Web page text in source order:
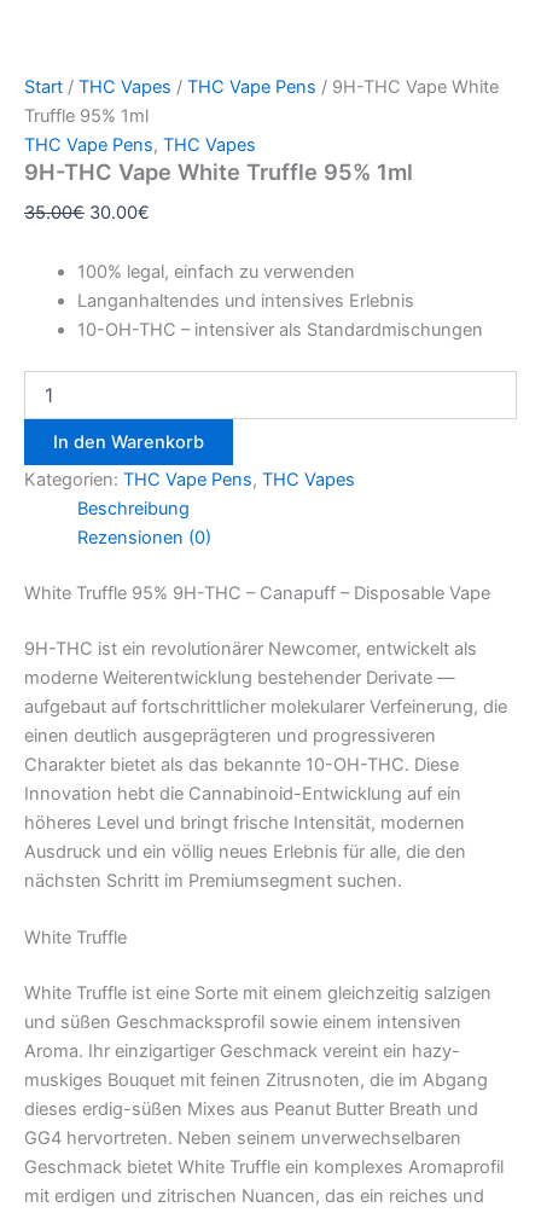
Start / THC Vapes / THC Vape Pens / 9H-THC Vape White
Truffle 95% 1ml
THC Vape Pens, THC Vapes
9H-THC Vape White Truffle 95% 1ml
35.00€ 30.00€
100% legal, einfach zu verwenden
Langanhaltendes und intensives Erlebnis
10-OH-THC – intensiver als Standardmischungen
In den Warenkorb
Kategorien: THC Vape Pens, THC Vapes
Beschreibung
Rezensionen (0)
White Truffle 95% 9H-THC – Canapuff – Disposable Vape
9H-THC ist ein revolutionärer Newcomer, entwickelt als
moderne Weiterentwicklung bestehender Derivate —
aufgebaut auf fortschrittlicher molekularer Verfeinerung, die
einen deutlich ausgeprägteren und progressiveren
Charakter bietet als das bekannte 10-OH-THC. Diese
Innovation hebt die Cannabinoid-Entwicklung auf ein
höheres Level und bringt frische Intensität, modernen
Ausdruck und ein völlig neues Erlebnis für alle, die den
nächsten Schritt im Premiumsegment suchen.
White Truffle
White Truffle ist eine Sorte mit einem gleichzeitig salzigen
und süßen Geschmacksprofil sowie einem intensiven
Aroma. Ihr einzigartiger Geschmack vereint ein hazy-
muskiges Bouquet mit feinen Zitrusnoten, die im Abgang
dieses erdig-süßen Mixes aus Peanut Butter Breath und
GG4 hervortreten. Neben seinem unverwechselbaren
Geschmack bietet White Truffle ein komplexes Aromaprofil
mit erdigen und zitrischen Nuancen, das ein reiches und